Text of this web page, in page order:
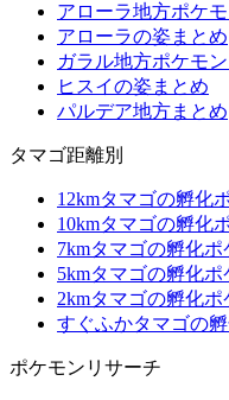
アローラ地方ポケ
アローラの姿まとめ
ガラル地方ポケモ
ヒスイの姿まとめ
パルデア地方まとめ
タマゴ距離別
12kmタマゴの孵化
10kmタマゴの孵化
7kmタマゴの孵化ポ
5kmタマゴの孵化ポ
2kmタマゴの孵化ポ
すぐふかタマゴの
ポケモンリサーチ